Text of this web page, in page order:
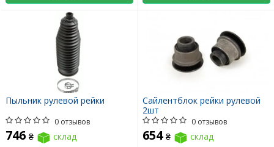
Пыльник рулевой рейки
0 отзывов
746 ₴ склад
Сайлентблок рейки рулевой
2шт
0 отзывов
654 ₴ склад